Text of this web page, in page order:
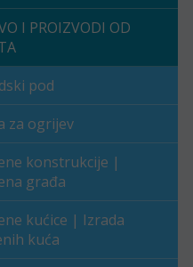
I PROIZVODI OD
pod
za ogrijev
konstrukcije |
građa
kućice | Izrada
kuća